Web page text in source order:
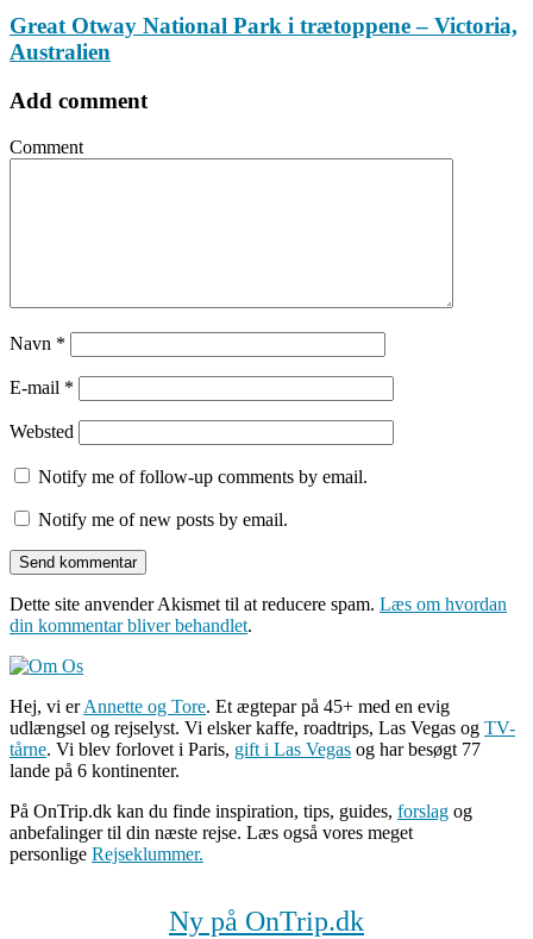
Great Otway National Park i trætoppene – Victoria,
Australien
Add comment
Comment
Navn *
E-mail *
Websted
Notify me of follow-up comments by email.
Notify me of new posts by email.
Dette site anvender Akismet til at reducere spam. Læs om hvordan
din kommentar bliver behandlet.
Hej, vi erAnnette og Tore. Et ægtepar på 45+ med en evig
udlængsel og rejselyst. Vi elsker kaffe, roadtrips, Las Vegas og TV-
tårne. Vi blev forlovet i Paris, gift i Las Vegas og har besøgt 77
lande på 6 kontinenter.
På OnTrip.dk kan du finde inspiration, tips, guides, forslag og
anbefalinger til din næste rejse. Læs også vores meget
personlige Rejseklummer.
Ny på OnTrip.dk